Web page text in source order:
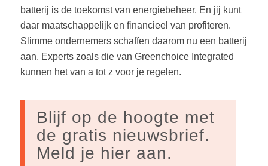
batterij is de toekomst van energiebeheer. En jij kunt
daar maatschappelijk en financieel van profiteren.
Slimme ondernemers schaffen daarom nu een batterij
aan. Experts zoals die van Greenchoice Integrated
kunnen het van a tot z voor je regelen.
Blijf op de hoogte met
de gratis nieuwsbrief.
Meld je hier aan.